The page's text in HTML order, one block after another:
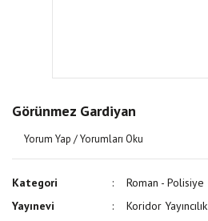
Görünmez Gardiyan
Yorum Yap / Yorumları Oku
Kategori
Roman - Polisiye
Yayınevi
Koridor Yayıncılık